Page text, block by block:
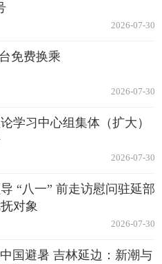
2026-07-30
免费换乘
2026-07-30
学习中心组集体（扩大）
2026-07-30
“八一” 前走访慰问驻延部
对象
2026-07-30
国避暑 吉林延边：新潮与